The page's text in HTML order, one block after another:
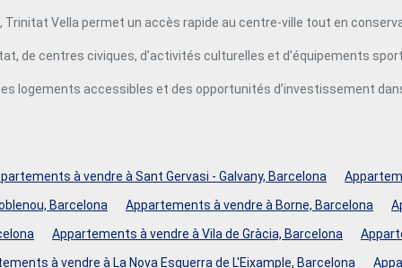
aménagés. Si vous souhaitez obtenir plus d'informations
n'hésitez pas à nous contacter. #ref:CBEStipo1
Vella permet un accès rapide au centre-ville tout en
de centres civiques, d’activités culturelles et d’équipements
logements accessibles et des opportunités d’investissement
à vendre à Sant Gervasi - Galvany, Barcelona
Barcelona
Appartements à vendre à Borne, Barcelona
Appartements à vendre à Vila de Gràcia, Barcelona
à vendre à La Nova Esquerra de L'Eixample, Barcelona